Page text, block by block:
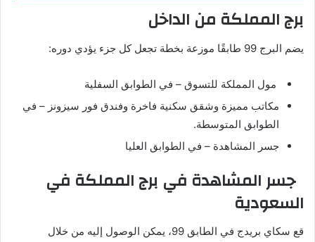
برج المملكة من الداخل
يضم البرج 99 طابقًا موزعة بخطة تجعل كل جزء يؤدي دوره:
مول المملكة للتسوق – في الطوابق السفلية
مكاتب مميزة وشقق سكنية فاخرة وفندق فور سيزونز – في
الطوابق المتوسطة.
جسر المشاهدة – في الطوابق العليا
جسر المشاهدة في برج المملكة في
السعودية
قع سكاي بريدج في الطابق 99، يمكن الوصول إليه من خلال